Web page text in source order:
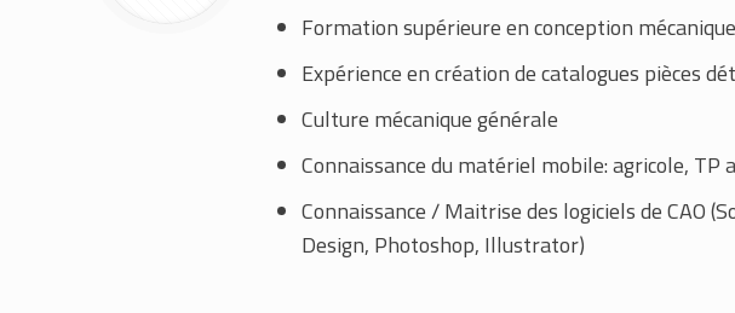
Formation supérieure en conception mécanique
Expérience en création de catalogues pièces
Culture mécanique générale
Connaissance du matériel mobile: agricole, TP
Connaissance / Maitrise des logiciels de CAO
Design, Photoshop, Illustrator)